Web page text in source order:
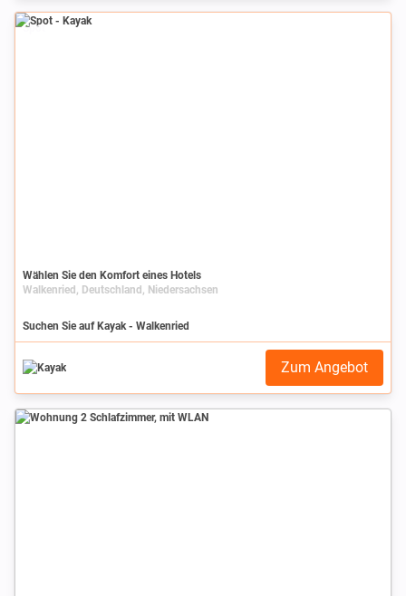
Spot
Wählen Sie den Komfort eines Hotels
Walkenried, Deutschland, Niedersachsen
Suchen Sie auf Kayak - Walkenried
Zum Angebot